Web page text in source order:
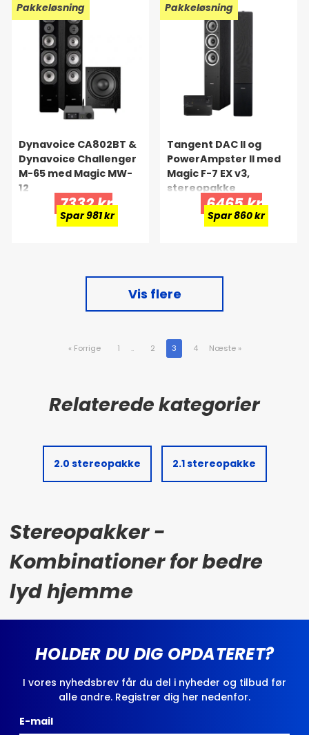
Pakkeløsning
Dynavoice CA802BT &
Dynavoice Challenger
M-65 med Magic MW-
12
7332 kr
Spar 981 kr
Pakkeløsning
Tangent DAC II og
PowerAmpster II med
Magic F-7 EX v3,
stereopakke
6465 kr
Spar 860 kr
Vis flere
« Forrige 1 .. 2 3 4 Næste »
2.0 stereopakke 2.1 stereopakke
Stereopakker -
Kombinationer for bedre
lyd hjemme
HOLDER DU DIG OPDATERET?
I vores nyhedsbrev får du del i nyheder og tilbud før
alle andre. Registrer dig her nedenfor.
E-mail